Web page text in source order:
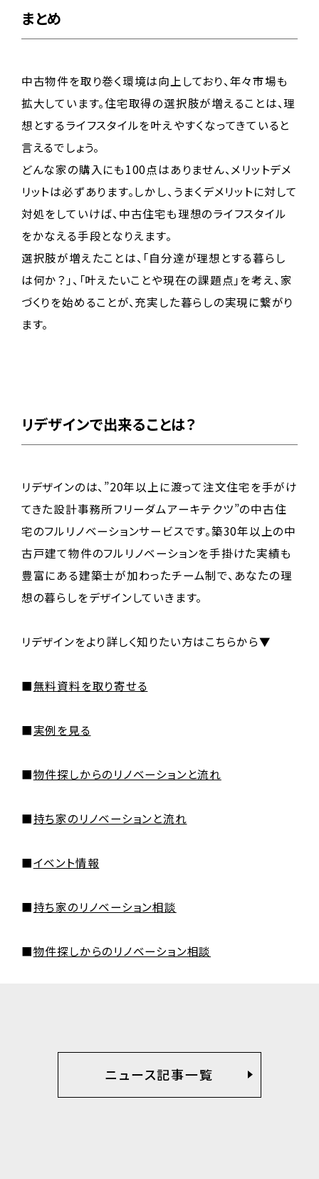
まとめ
中古物件を取り巻く環境は向上しており、年々市場も
拡大しています。住宅取得の選択肢が増えることは、理
想とするライフスタイルを叶えやすくなってきていると
言えるでしょう。
どんな家の購入にも100点はありません、メリットデメ
リットは必ずあります。しかし、うまくデメリットに対して
対処をしていけば、中古住宅も理想のライフスタイル
をかなえる手段となりえます。
選択肢が増えたことは、「自分達が理想とする暮らし
は何か？」、「叶えたいことや現在の課題点」を考え、家
づくりを始めることが、充実した暮らしの実現に繋がり
ます。
リデザインで出来ることは？
リデザインのは、”20年以上に渡って注⽂住宅を⼿がけ
てきた設計事務所フリーダムアーキテクツ”の中古住
宅のフルリノベーションサービスです。築30年以上の中
古⼾建て物件のフルリノベーションを⼿掛けた実績も
豊富にある建築⼠が加わったチーム制で、あなたの理
想の暮らしをデザインしていきます。
リデザインをより詳しく知りたい方はこちらから▼
■無料資料を取り寄せる
■実例を見る
■物件探しからのリノベーションと流れ
■持ち家のリノベーションと流れ
■イベント情報
■持ち家のリノベーション相談
■物件探しからのリノベーション相談
ニュース記事一覧